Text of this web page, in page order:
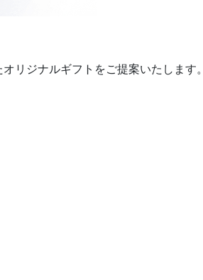
リジナルギフトをご提案いたします。